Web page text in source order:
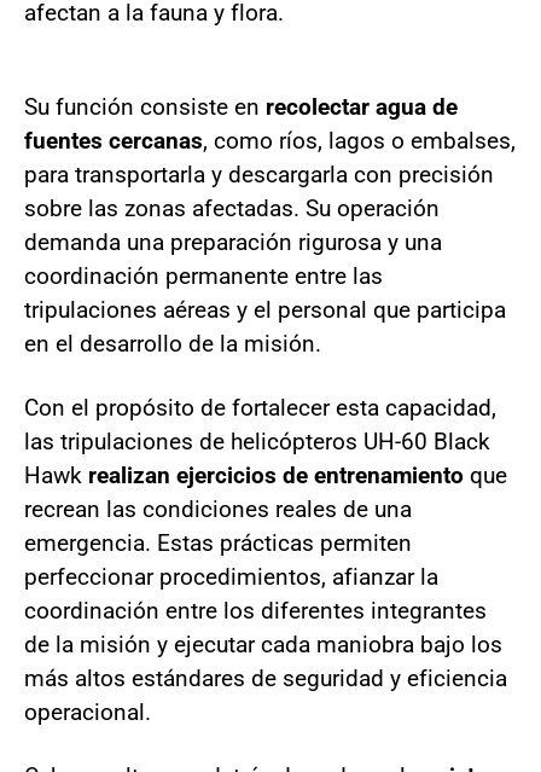
afectan a la fauna y flora.
Su función consiste en recolectar agua de
fuentes cercanas, como ríos, lagos o embalses,
para transportarla y descargarla con precisión
sobre las zonas afectadas. Su operación
demanda una preparación rigurosa y una
coordinación permanente entre las
tripulaciones aéreas y el personal que participa
en el desarrollo de la misión.
Con el propósito de fortalecer esta capacidad,
las tripulaciones de helicópteros UH-60 Black
Hawk realizan ejercicios de entrenamiento que
recrean las condiciones reales de una
emergencia. Estas prácticas permiten
perfeccionar procedimientos, afianzar la
coordinación entre los diferentes integrantes
de la misión y ejecutar cada maniobra bajo los
más altos estándares de seguridad y eficiencia
operacional.